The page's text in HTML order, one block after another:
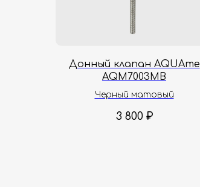
Донный клапан AQUAme
AQM7003MB
Черный матовый
3 800 ₽